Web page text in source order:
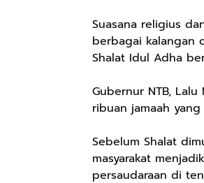
Suasana religius
berbagai kalangan
Shalat Idul Adha
Gubernur NTB,
ribuan jamaah
Sebelum Shalat
masyarakat
persaudaraan di